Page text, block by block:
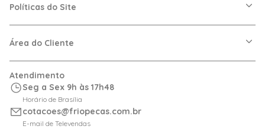
Nossas Lojas
Dúvidas Frequentes
Políticas do Site
Política de Privacidade
Logística
Área do Cliente
Meus Pedidos
Calculadora de BTUs
Portal de Boletos
Orçamentos
Atendimento
Seg a Sex 9h às 17h48
Horário de Brasília
cotacoes@friopecas.com.br
E-mail de Televendas